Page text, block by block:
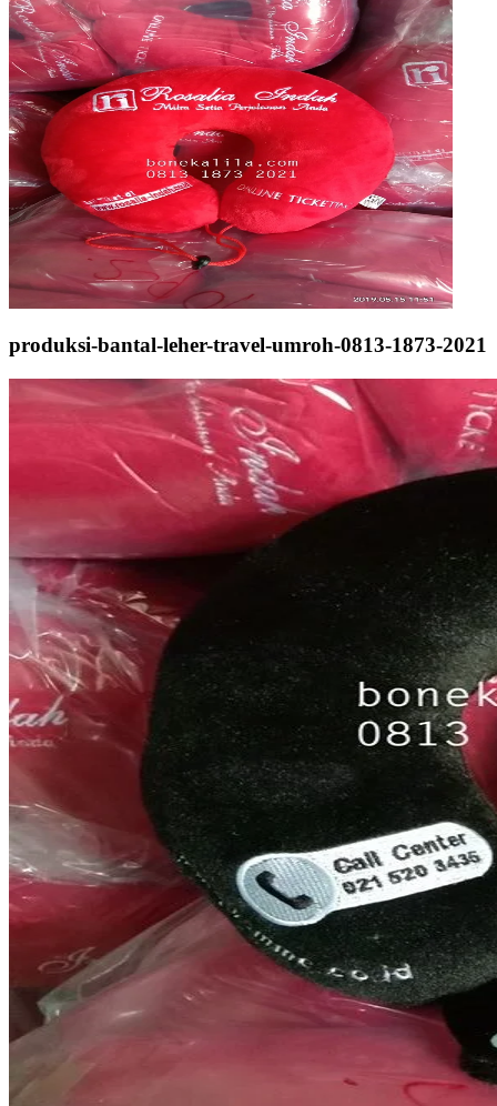
produksi-bantal-leher-travel-umroh-0813-1873-2021